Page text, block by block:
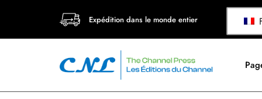
Expédition dans le monde entier